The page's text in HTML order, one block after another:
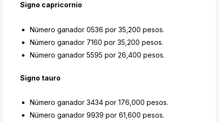
Signo capricornio
Número ganador 0536 por 35,200 pesos.
Número ganador 7160 por 35,200 pesos.
Número ganador 5595 por 26,400 pesos.
Signo tauro
Número ganador 3434 por 176,000 pesos.
Número ganador 9939 por 61,600 pesos.